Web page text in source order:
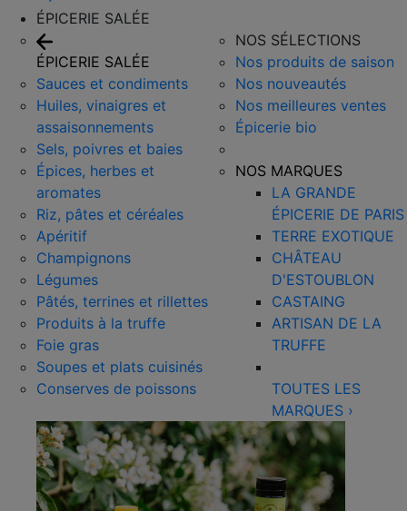
ÉPICERIE SALÉE
ÉPICERIE SALÉE
Sauces et condiments
Huiles, vinaigres et
assaisonnements
Sels, poivres et baies
Épices, herbes et
aromates
Riz, pâtes et céréales
Apéritif
Champignons
Légumes
Pâtés, terrines et rillettes
Produits à la truffe
Foie gras
Soupes et plats cuisinés
Conserves de poissons
NOS SÉLECTIONS
Nos produits de saison
Nos nouveautés
Nos meilleures ventes
Épicerie bio
NOS MARQUES
LA GRANDE
ÉPICERIE DE PARIS
TERRE EXOTIQUE
CHÂTEAU
D'ESTOUBLON
CASTAING
ARTISAN DE LA
TRUFFE
TOUTES LES
MARQUES ›